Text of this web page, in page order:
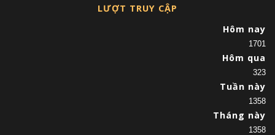
LƯỢT TRUY CẬP
Hôm nay
1701
Hôm qua
323
Tuần này
1358
Tháng này
1358